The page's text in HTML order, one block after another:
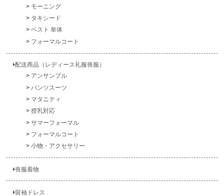
モーニング
タキシード
ベスト 単体
フォーマルコート
配送商品（レディース礼服喪服）
アンサンブル
パンツスーツ
マタニティ
授乳対応
サマーフォーマル
フォーマルコート
小物・アクセサリー
喪服着物
留袖ドレス